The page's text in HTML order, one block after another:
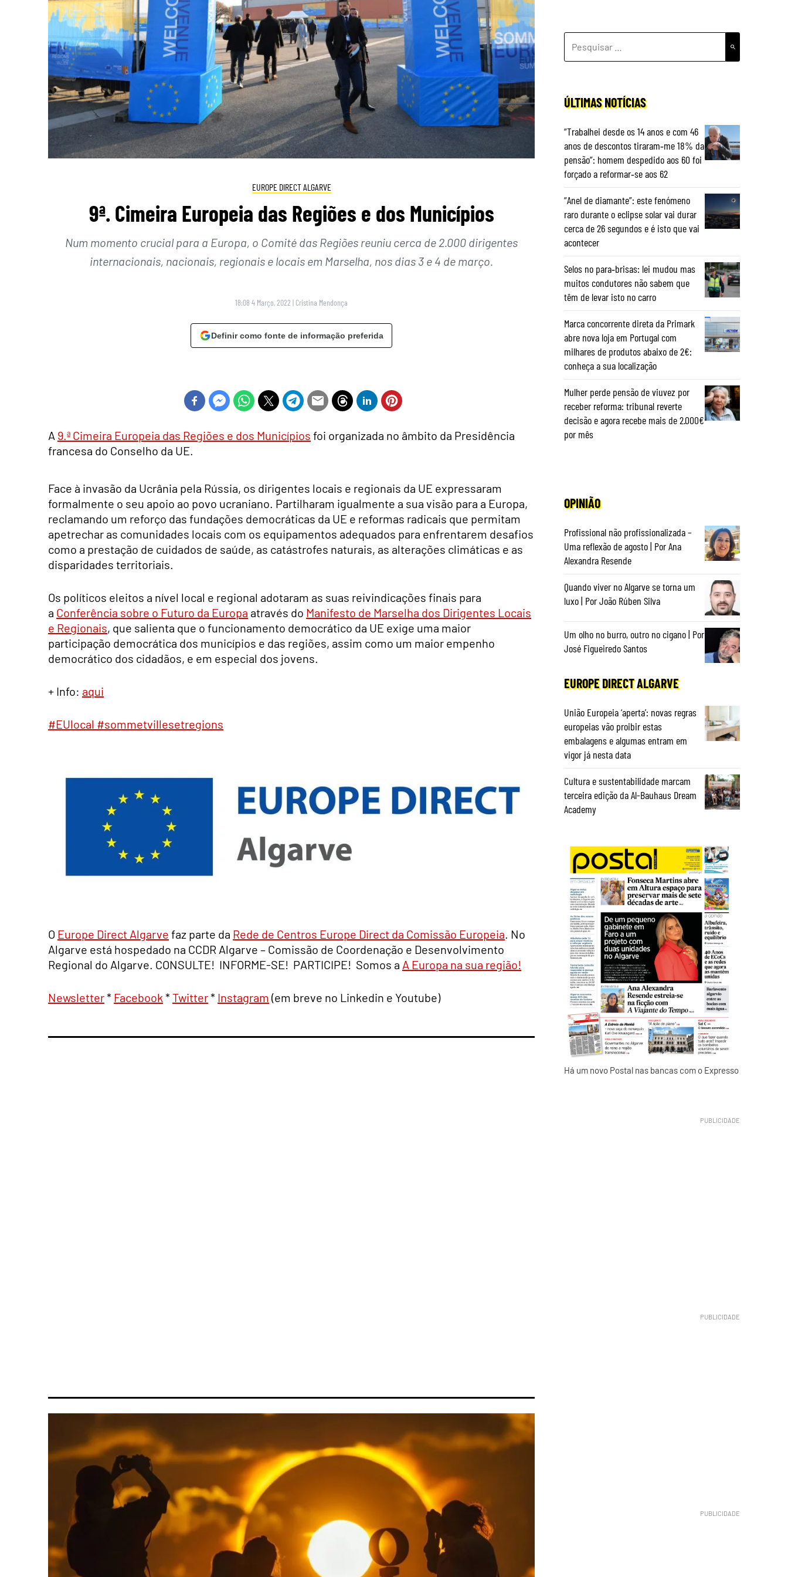
EUROPE DIRECT ALGARVE
9ª. Cimeira Europeia das Regiões e dos Municípios
Num momento crucial para a Europa, o Comité das Regiões reuniu cerca de 2.000 dirigentes
internacionais, nacionais, regionais e locais em Marselha, nos dias 3 e 4 de março.
18:08 4 Março, 2022 | Cristina Mendonça
Definir como fonte de informação preferida
A 9.ª Cimeira Europeia das Regiões e dos Municípios foi organizada no âmbito da Presidência
francesa do Conselho da UE.
Face à invasão da Ucrânia pela Rússia, os dirigentes locais e regionais da UE expressaram
formalmente o seu apoio ao povo ucraniano. Partilharam igualmente a sua visão para a Europa,
reclamando um reforço das fundações democráticas da UE e reformas radicais que permitam
apetrechar as comunidades locais com os equipamentos adequados para enfrentarem desafios
como a prestação de cuidados de saúde, as catástrofes naturais, as alterações climáticas e as
disparidades territoriais.
Os políticos eleitos a nível local e regional adotaram as suas reivindicações finais para
a Conferência sobre o Futuro da Europa através do Manifesto de Marselha dos Dirigentes Locais
e Regionais, que salienta que o funcionamento democrático da UE exige uma maior
participação democrática dos municípios e das regiões, assim como um maior empenho
democrático dos cidadãos, e em especial dos jovens.
+ Info: aqui
#EUlocal #sommetvillesetregions
O Europe Direct Algarve faz parte da Rede de Centros Europe Direct da Comissão Europeia. No
Algarve está hospedado na CCDR Algarve – Comissão de Coordenação e Desenvolvimento
Regional do Algarve. CONSULTE! INFORME-SE! PARTICIPE! Somos a A Europa na sua região!
Newsletter* Facebook * Twitter* Instagram (em breve no Linkedin e Youtube)
POR:
ÚLTIMAS NOTÍCIAS
“Trabalhei desde os 14 anos e com 46
anos de descontos tiraram‑me 18% da
pensão”: homem despedido aos 60 foi
forçado a reformar‑se aos 62
“Anel de diamante”: este fenómeno
raro durante o eclipse solar vai durar
cerca de 26 segundos e é isto que vai
acontecer
Selos no para‑brisas: lei mudou mas
muitos condutores não sabem que
têm de levar isto no carro
Marca concorrente direta da Primark
abre nova loja em Portugal com
milhares de produtos abaixo de 2€:
conheça a sua localização
Mulher perde pensão de viuvez por
receber reforma: tribunal reverte
decisão e agora recebe mais de 2.000€
por mês
OPINIÃO
Profissional não profissionalizada –
Uma reflexão de agosto | Por Ana
Alexandra Resende
Quando viver no Algarve se torna um
luxo | Por João Rúben Silva
Um olho no burro, outro no cigano | Por
José Figueiredo Santos
EUROPE DIRECT ALGARVE
União Europeia ‘aperta’: novas regras
europeias vão proibir estas
embalagens e algumas entram em
vigor já nesta data
Cultura e sustentabilidade marcam
terceira edição da Al-Bauhaus Dream
Academy
Há um novo Postal nas bancas com o Expresso